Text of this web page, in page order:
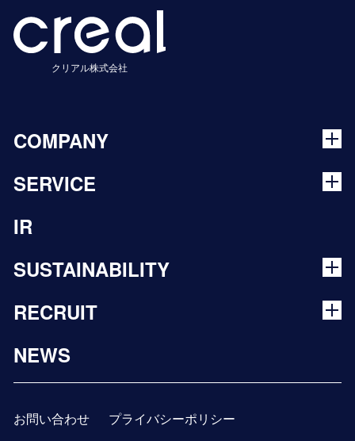
クリアル株式会社
COMPANY
SERVICE
IR
SUSTAINABILITY
RECRUIT
NEWS
お問い合わせ プライバシーポリシー